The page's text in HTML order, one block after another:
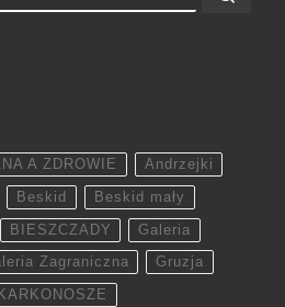
A ZDROWIE Andrzejki
Beskid Beskid mały
BIESZCZADY Galeria
Zagraniczna Gruzja
KARKONOSZE